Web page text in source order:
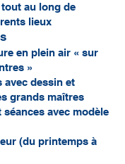
au long de
lieux
en plein air « sur
»
avec dessin et
grands maîtres
avec modèle
(du printemps à